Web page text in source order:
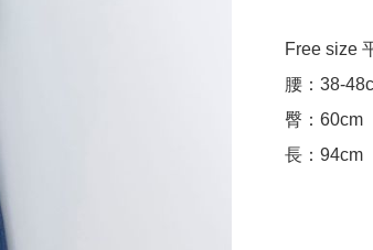
Free size
腰：38-
臀：60cm
長：94cm